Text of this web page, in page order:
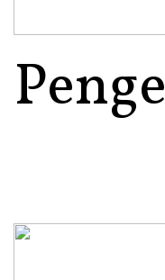
Penge